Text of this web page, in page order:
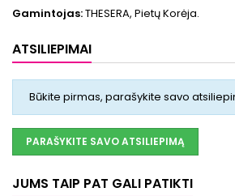
Gamintojas:THESERA, Pietų Korėja.
ATSILIEPIMAI
Būkite pirmas, parašykite savo
PARAŠYKITE SAVO ATSILIEPIMĄ
JUMS TAIP PAT GALI PATIKTI